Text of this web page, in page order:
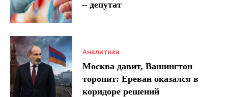
– депутат
Аналитика
Москва давит, Вашингтон
торопит: Ереван оказался в
коридоре решений